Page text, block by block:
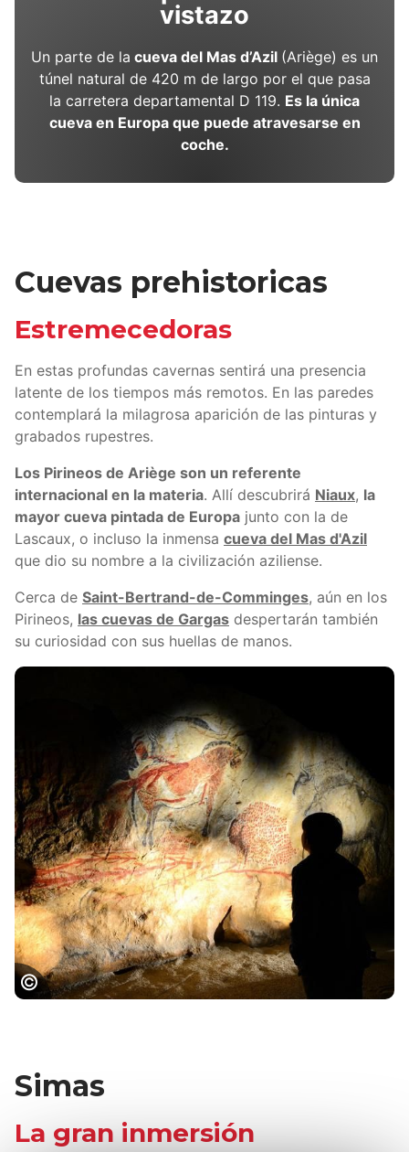
vistazo
Un parte de la cueva del Mas d’Azil (Ariège) es un
túnel natural de 420 m de largo por el que pasa
la carretera departamental D 119. Es la única
cueva en Europa que puede atravesarse en
coche.
Cuevas prehistoricas
Estremecedoras
En estas profundas cavernas sentirá una presencia
latente de los tiempos más remotos. En las paredes
contemplará la milagrosa aparición de las pinturas y
grabados rupestres.
Los Pirineos de Ariège son un referente
internacional en la materia. Allí descubrirá Niaux, la
mayor cueva pintada de Europa junto con la de
Lascaux, o incluso la inmensa cueva del Mas d'Azil
que dio su nombre a la civilización aziliense.
Cerca de Saint-Bertrand-de-Comminges, aún en los
Pirineos, las cuevas de Gargas despertarán también
su curiosidad con sus huellas de manos.
Simas
La gran inmersión